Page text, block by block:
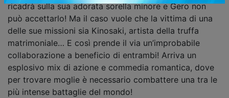
ricadrà sulla sua adorata sorella minore e Gero non
può accettarlo! Ma il caso vuole che la vittima di una
delle sue missioni sia Kinosaki, artista della truffa
matrimoniale… E così prende il via un’improbabile
collaborazione a beneficio di entrambi! Arriva un
esplosivo mix di azione e commedia romantica, dove
per trovare moglie è necessario combattere una tra le
più intense battaglie del mondo!